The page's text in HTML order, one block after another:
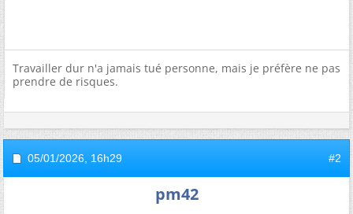
Travailler dur n'a jamais tué personne, mais je préfère ne pas
prendre de risques.
05/01/2026, 16h29 #2
pm42